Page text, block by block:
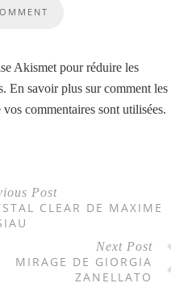
Akismet pour réduire les
En savoir plus sur comment les
vos commentaires sont utilisées.
Post
CLEAR DE MAXIME
Next Post
MIRAGE DE GIORGIA
ZANELLATO